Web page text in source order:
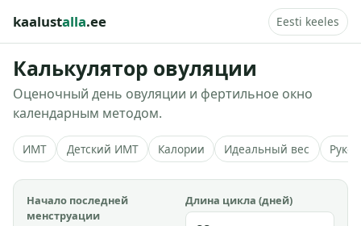
kaalustalla.ee Eesti keeles
Калькулятор овуляции
Оценочный день овуляции и фертильное окно
календарным методом.
ИМТ Детский ИМТ Калории Идеальный вес
Начало последней
менструации
Длина цикла (дней)